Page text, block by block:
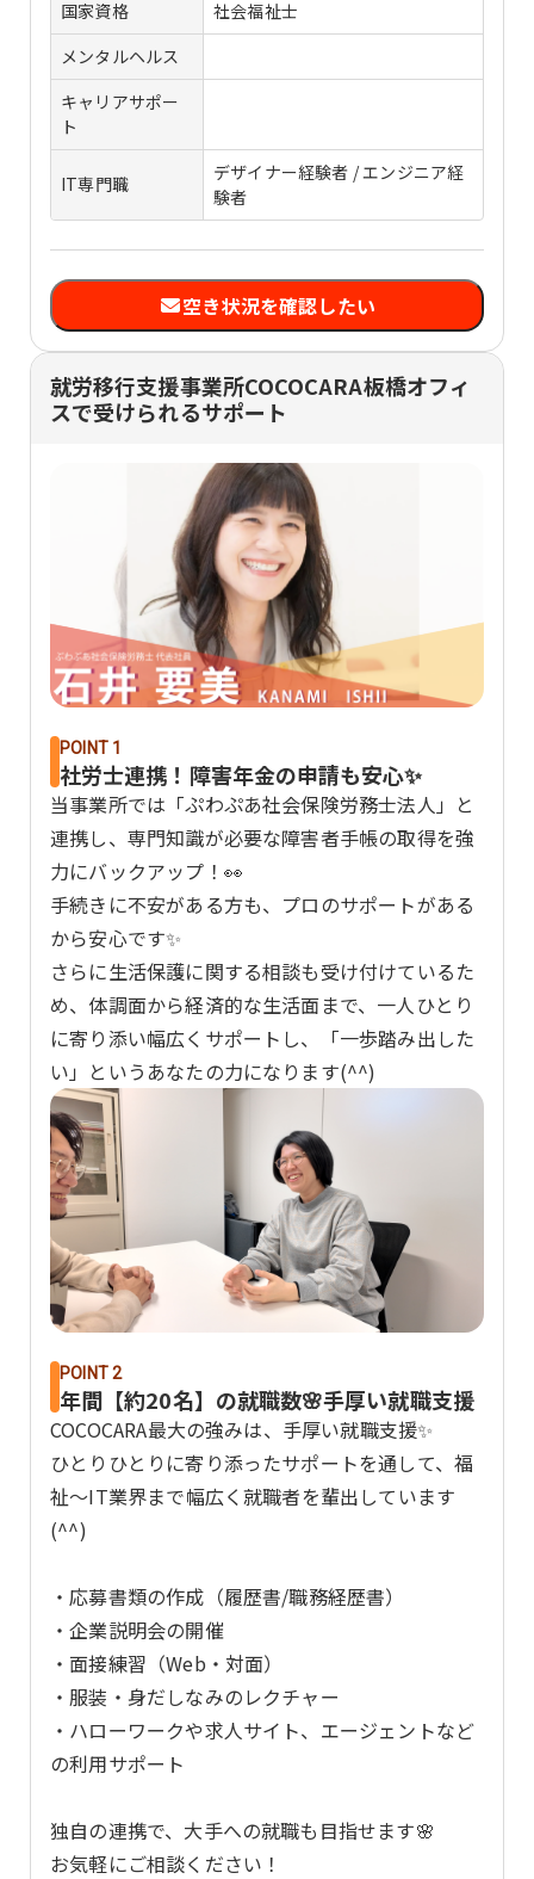
国家資格
社会福祉士
メンタルヘルス
キャリアサポー
ト
IT専門職
デザイナー経験者 / エンジニア経
験者
空き状況を確認したい
就労移行支援事業所COCOCARA板橋オフィ
スで受けられるサポート
POINT 1
社労士連携！障害年金の申請も安心✨
当事業所では「ぷわぷあ社会保険労務士法人」と
連携し、専門知識が必要な障害者手帳の取得を強
力にバックアップ！👀
手続きに不安がある方も、プロのサポートがある
から安心です✨
さらに生活保護に関する相談も受け付けているた
め、体調面から経済的な生活面まで、一人ひとり
に寄り添い幅広くサポートし、「一歩踏み出した
い」というあなたの力になります(^^)
POINT 2
年間【約20名】の就職数🌸手厚い就職支援
COCOCARA最大の強みは、手厚い就職支援✨
ひとりひとりに寄り添ったサポートを通して、福
祉～IT業界まで幅広く就職者を輩出しています
(^^)
・応募書類の作成（履歴書/職務経歴書）
・企業説明会の開催
・面接練習（Web・対面）
・服装・身だしなみのレクチャー
・ハローワークや求人サイト、エージェントなど
の利用サポート
独自の連携で、大手への就職も目指せます🌸
お気軽にご相談ください！